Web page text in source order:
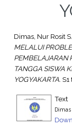
Dimas, Nur Rosit
MELALUI
PEMBELAJARAN
TANGGA SISWA
YOGYAKARTA. S1
Text
Dimas